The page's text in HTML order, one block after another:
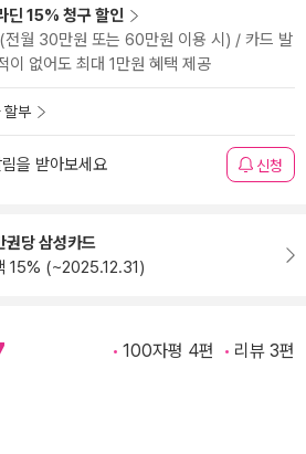
딘 15% 청구 할인
전월 30만원 또는 60만원 이용 시) / 카드 발
이 없어도 최대 1만원 혜택 제공
할부
을 받아보세요 신청
당 삼성카드
15% (~2025.12.31)
100자평 4편 리뷰 3편